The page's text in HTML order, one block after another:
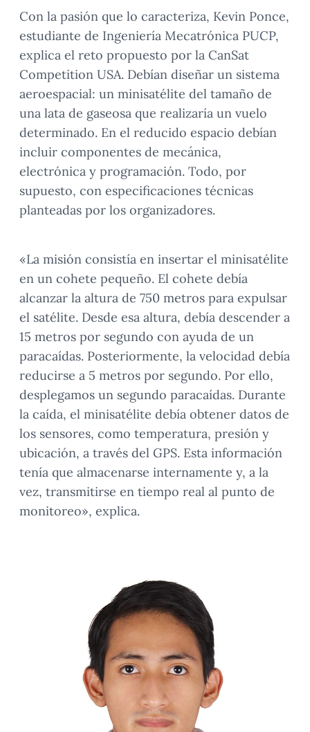
Con la pasión que lo caracteriza, Kevin Ponce,
estudiante de Ingeniería Mecatrónica PUCP,
explica el reto propuesto por la CanSat
Competition USA. Debían diseñar un sistema
aeroespacial: un minisatélite del tamaño de
una lata de gaseosa que realizaría un vuelo
determinado. En el reducido espacio debían
incluir componentes de mecánica,
electrónica y programación. Todo, por
supuesto, con especificaciones técnicas
planteadas por los organizadores.
«La misión consistía en insertar el minisatélite
en un cohete pequeño. El cohete debía
alcanzar la altura de 750 metros para expulsar
el satélite. Desde esa altura, debía descender a
15 metros por segundo con ayuda de un
paracaídas. Posteriormente, la velocidad debía
reducirse a 5 metros por segundo. Por ello,
desplegamos un segundo paracaídas. Durante
la caída, el minisatélite debía obtener datos de
los sensores, como temperatura, presión y
ubicación, a través del GPS. Esta información
tenía que almacenarse internamente y, a la
vez, transmitirse en tiempo real al punto de
monitoreo», explica.